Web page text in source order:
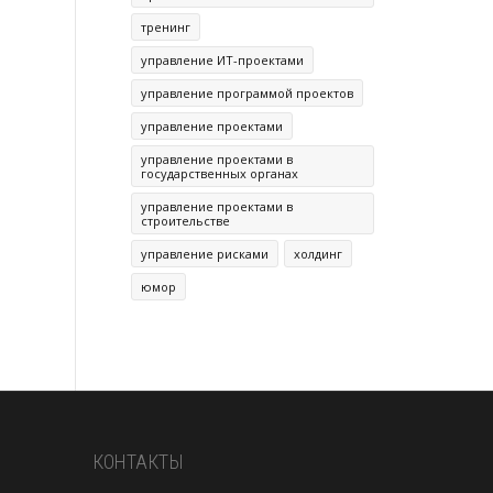
тренинг
управление ИТ-проектами
управление программой проектов
управление проектами
управление проектами в
государственных органах
управление проектами в
строительстве
управление рисками
холдинг
юмор
КОНТАКТЫ